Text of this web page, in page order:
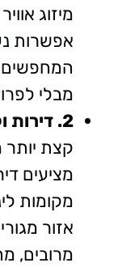
מיזוג
אפשרות
המחפשים
מבלי
2. דירות
קצת יותר
מציעים
מקומות
אזור
מרובים,